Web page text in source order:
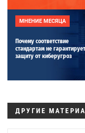
МНЕНИЕ МЕСЯЦА
Почему соответствие
стандартам не гарантирует
защиту от киберугроз
ДРУГИЕ